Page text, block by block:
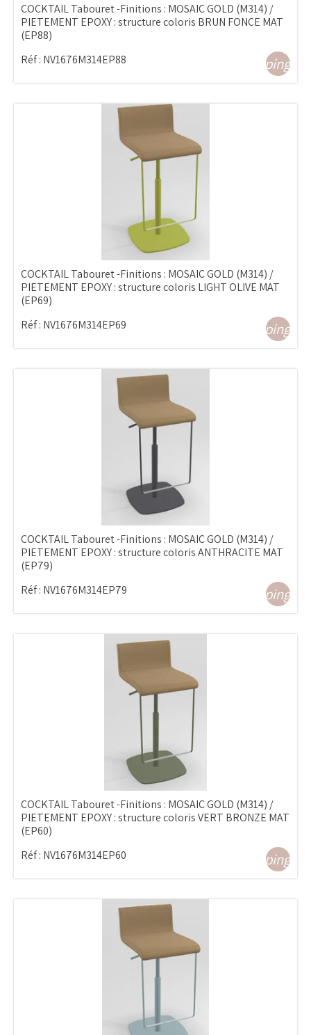
COCKTAIL Tabouret -Finitions : MOSAIC GOLD (M314) /
PIETEMENT EPOXY : structure coloris BRUN FONCE MAT
(EP88)
Réf : NV1676M314EP88
COCKTAIL Tabouret -Finitions : MOSAIC GOLD (M314) /
PIETEMENT EPOXY : structure coloris LIGHT OLIVE MAT
(EP69)
Réf : NV1676M314EP69
COCKTAIL Tabouret -Finitions : MOSAIC GOLD (M314) /
PIETEMENT EPOXY : structure coloris ANTHRACITE MAT
(EP79)
Réf : NV1676M314EP79
COCKTAIL Tabouret -Finitions : MOSAIC GOLD (M314) /
PIETEMENT EPOXY : structure coloris VERT BRONZE MAT
(EP60)
Réf : NV1676M314EP60